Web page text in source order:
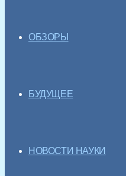
ОБЗОРЫ
БУДУЩЕЕ
НОВОСТИ НАУКИ